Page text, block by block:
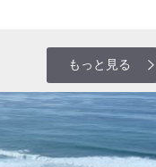
もっと見る